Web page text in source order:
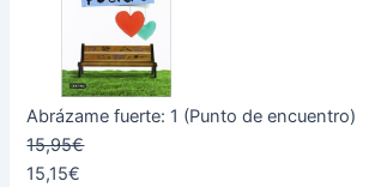
Abrázame fuerte: 1 (Punto de encuentro)
15,95€
15,15€